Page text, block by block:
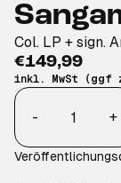
Col. LP + sign.
€149,99
inkl. MwSt (ggf
Anzahl
-
+